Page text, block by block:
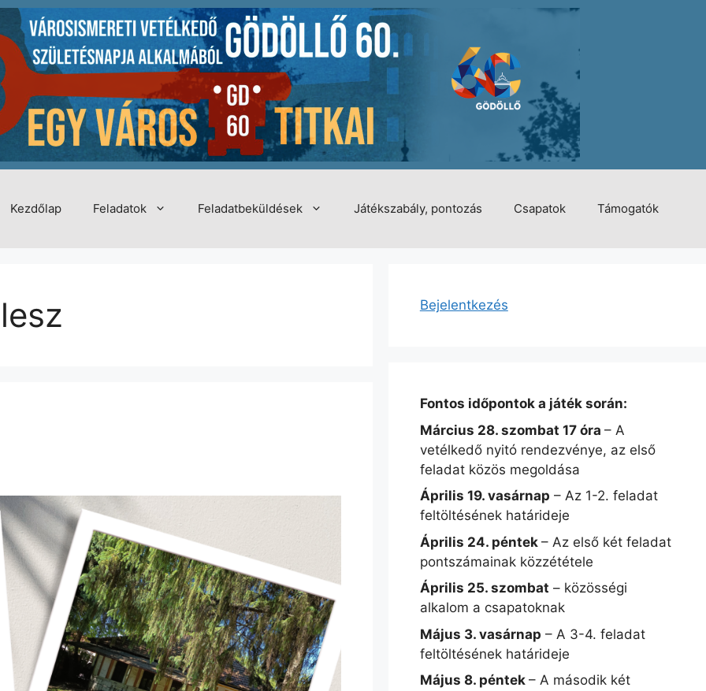
Kezdőlap Feladatok Feladatbeküldések Játékszabály, pontozás Csapatok Támogatók
Bejelentkezés
Fontos időpontok a játék során:
Március 28. szombat 17 óra – A
vetélkedő nyitó rendezvénye, az első
feladat közös megoldása
Április 19. vasárnap – Az 1-2. feladat
feltöltésének határideje
Április 24. péntek – Az első két feladat
pontszámainak közzététele
Április 25. szombat – közösségi
alkalom a csapatoknak
Május 3. vasárnap – A 3-4. feladat
feltöltésének határideje
Május 8. péntek – A második két